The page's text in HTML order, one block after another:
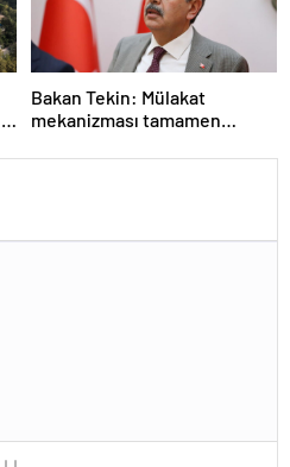
Bakan Tekin: Mülakat
mekanizması tamamen